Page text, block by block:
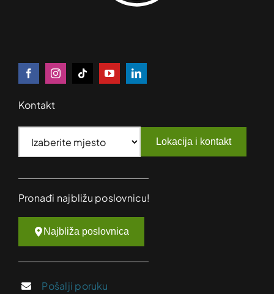
Kontakt
Lokacija i kontakt
Pronađi najbližu poslovnicu!
Najbliža poslovnica
Pošalji poruku